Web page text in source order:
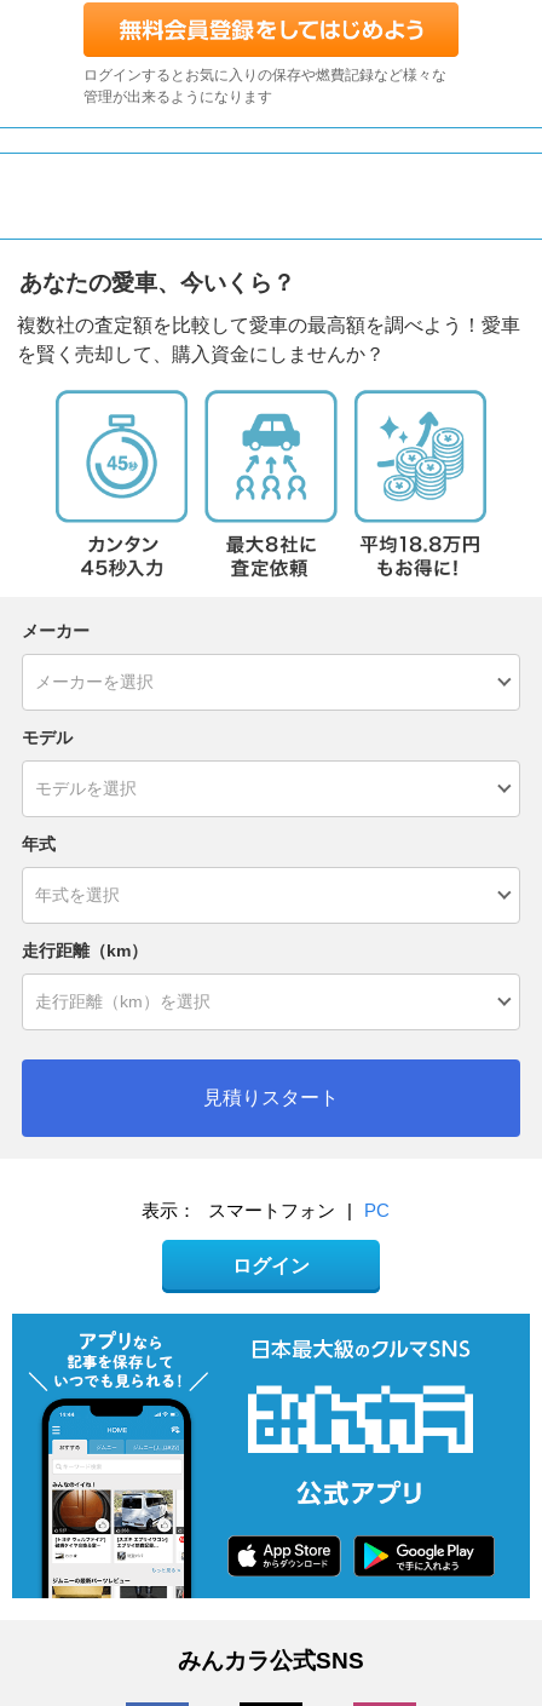
ログインするとお気に入りの保存や燃費記録など様々な
管理が出来るようになります
あなたの愛車、今いくら？
複数社の査定額を比較して愛車の最高額を調べよう！愛車
を賢く売却して、購入資金にしませんか？
メーカー
モデル
年式
走行距離（km）
見積りスタート
表示： スマートフォン | PC
ログイン
みんカラ公式SNS